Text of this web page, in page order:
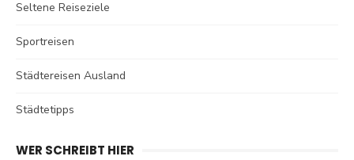
Seltene Reiseziele
Sportreisen
Städtereisen Ausland
Städtetipps
WER SCHREIBT HIER